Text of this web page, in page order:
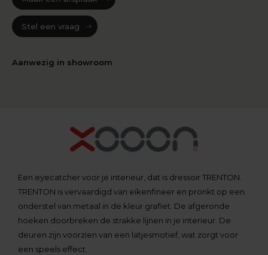
Stel een vraag
Aanwezig in showroom
Een eyecatcher voor je interieur, dat is dressoir TRENTON.
TRENTON is vervaardigd van eikenfineer en pronkt op een
onderstel van metaal in de kleur grafiet. De afgeronde
hoeken doorbreken de strakke lijnen in je interieur. De
deuren zijn voorzien van een latjesmotief, wat zorgt voor
een speels effect.